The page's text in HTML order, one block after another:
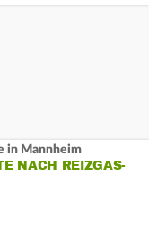
in Mannheim
NACH REIZGAS-